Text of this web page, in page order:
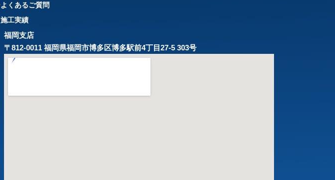
よくあるご質問
施工実績
福岡支店
〒812-0011 福岡県福岡市博多区博多駅前4丁目27-5 303号